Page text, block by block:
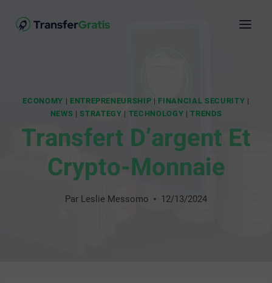
ECONOMY | ENTREPRENEURSHIP | FINANCIAL SECURITY |
NEWS |STRATEGY | TECHNOLOGY |TRENDS
Transfert D’argent Et
Crypto-Monnaie
Par Leslie Messomo 12/13/2024